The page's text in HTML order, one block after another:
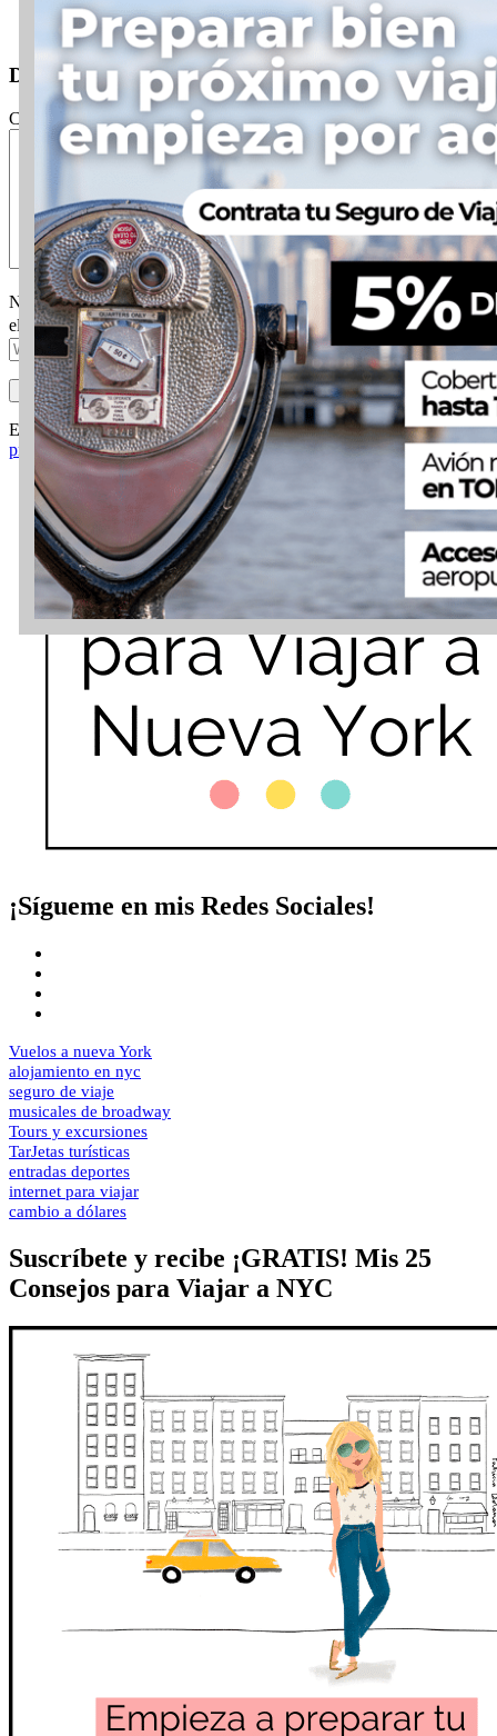
Responder
Deja un comentario
Comentario
Nombre
Correo
electrónico
Web
Este sitio usa Akismet para reducir el spam.Aprende cómo se
procesan los datos de tus comentarios.
¡Sígueme en mis Redes Sociales!
Vuelos a nueva York
alojamiento en nyc
seguro de viaje
musicales de broadway
Tours y excursiones
TarJetas turísticas
entradas deportes
internet para viajar
cambio a dólares
Suscríbete y recibe ¡GRATIS! Mis 25
Consejos para Viajar a NYC